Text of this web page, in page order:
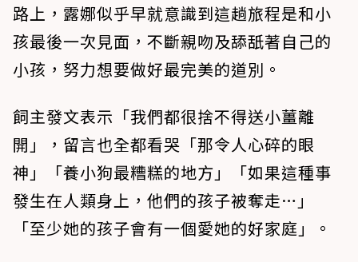
路上，露娜似乎早就意識到這趟旅程是和小
孩最後一次見面，不斷親吻及舔舐著自己的
小孩，努力想要做好最完美的道別。
飼主發文表示「我們都很捨不得送小薑離
開」，留言也全都看哭「那令人心碎的眼
神」「養小狗最糟糕的地方」「如果這種事
發生在人類身上，他們的孩子被奪走…」
「至少她的孩子會有一個愛她的好家庭」。